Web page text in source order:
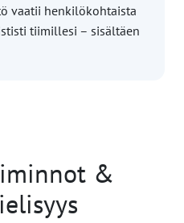
vaatii henkilökohtaista
tiimillesi – sisältäen
&